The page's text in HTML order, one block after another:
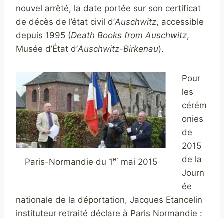
nouvel arrêté, la date portée sur son certificat
de décès de l’état civil d’Auschwitz, accessible
depuis 1995 (Death Books from Auschwitz,
Musée d’État d’Auschwitz-Birkenau).
Paris-Normandie du 1er mai 2015
Pour
les
cérém
onies
de
2015
de la
Journ
ée
nationale de la déportation, Jacques Etancelin
instituteur retraité déclare à Paris Normandie :